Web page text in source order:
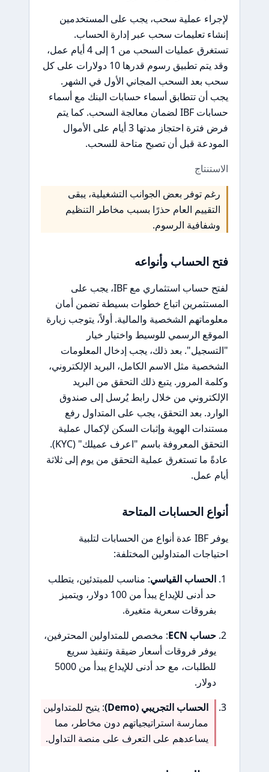
لإجراء عملية سحب، يجب على المستخدمين
إنشاء تعليمات سحب عبر إدارة الحساب.
تستغرق عمليات السحب من 1 إلى 4 أيام عمل،
وقد يتم تطبيق رسوم قدرها 10 دولارات على كل
سحب بعد السحب المجاني الأول في الشهر.
يجب أن تتطابق أسماء حسابات البنك مع أسماء
حسابات IBF لضمان معالجة السحب. كما يتم
فرض فترة احتجاز مدتها 3 أيام على الأموال
المودعة قبل أن تصبح متاحة للسحب.
الاستنتاج
رغم توفر بعض الجوانب التشغيلية، يبقى
التقييم العام حذرًا بسبب مخاطر التنظيم
وشفافية الرسوم.
فتح الحساب وأنواعه
لفتح حساب استثماري مع IBF، يجب على
المستثمرين اتباع خطوات بسيطة تضمن أمان
معلوماتهم الشخصية والمالية. أولاً، يتوجب زيارة
الموقع الرسمي للوسيط واختيار خيار
"التسجيل". بعد ذلك، يجب إدخال المعلومات
الشخصية مثل الاسم الكامل، البريد الإلكتروني،
وكلمة المرور. يتبع ذلك التحقق من البريد
الإلكتروني من خلال رابط يُرسل إلى صندوق
الوارد. بعد التحقق، يجب على المتداول رفع
مستندات الهوية وإثبات السكن لإكمال عملية
التحقق المعروفة باسم "اعرف عميلك" (KYC).
عادةً ما تستغرق عملية التحقق من يوم إلى ثلاثة
أيام عمل.
أنواع الحسابات المتاحة
يوفر IBF عدة أنواع من الحسابات لتلبية
احتياجات المتداولين المختلفة:
الحساب القياسي: مناسب للمبتدئين، يتطلب
حد أدنى للإيداع يبدأ من 100 دولار، ويتميز
بفروقات سعرية متغيرة.
حساب ECN
: مخصص للمتداولين المحترفين،
يوفر فروقات أسعار ضيقة وتنفيذ سريع
للطلبات، مع حد أدنى للإيداع يبدأ من 5000
دولار.
الحساب التجريبي (Demo)
: يتيح للمتداولين
ممارسة استراتيجياتهم دون مخاطر، مما
يساعدهم على التعرف على منصة التداول.